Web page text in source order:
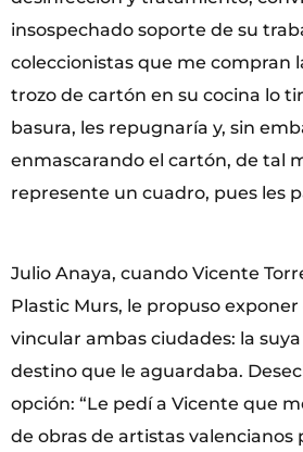
insospechado soporte de su
coleccionistas que me compran
trozo de cartón en su cocina lo
basura, les repugnaría y, sin
enmascarando el cartón, de tal
represente un cuadro, pues les
Julio Anaya, cuando Vicente
Plastic Murs, le propuso exponer
vincular ambas ciudades: la
destino que le aguardaba.
opción: “Le pedí a Vicente que
de obras de artistas valencianos